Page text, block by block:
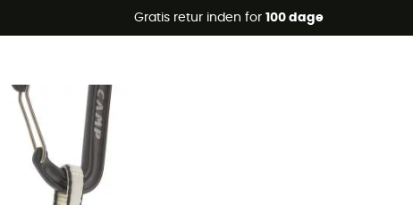
Gratis retur inden for 100 dage